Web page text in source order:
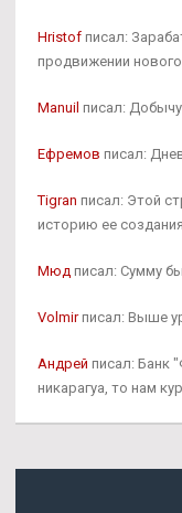
Hristof писал:
продвижении
Manuil писал: Добычу
Ефремов писал:
Tigran писал: Этой
историю ее создания.
Мюд писал: Сумму
Volmirписал: Выше
Андрей писал: Банк
никарагуа, то нам